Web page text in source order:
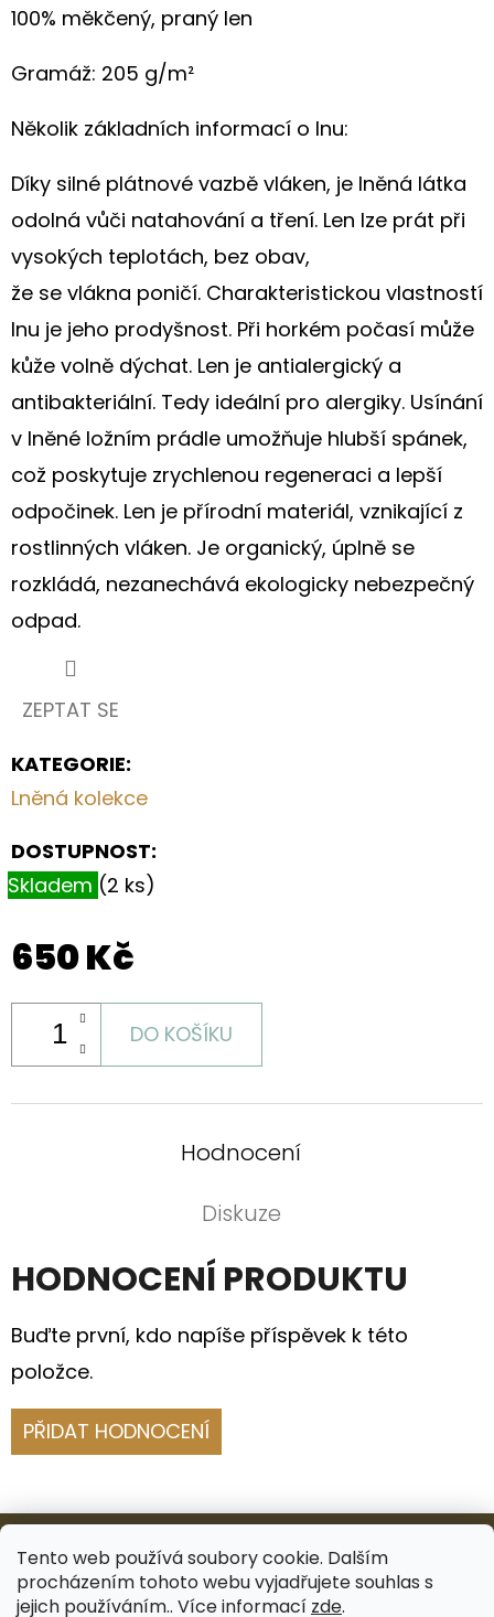
Tento web používá soubory cookie. Dalším
procházením tohoto webu vyjadřujete souhlas s
jejich používáním.. Více informací zde.
100% měkčený, praný len
Gramáž: 205 g/m²
Několik základních informací o lnu:
Díky silné plátnové vazbě vláken, je lněná látka
odolná vůči natahování a tření. Len lze prát při
vysokých teplotách, bez obav,
že se vlákna poničí. Charakteristickou vlastností
lnu je jeho prodyšnost. Při horkém počasí může
kůže volně dýchat. Len je antialergický a
antibakteriální. Tedy ideální pro alergiky. Usínání
v lněné ložním prádle umožňuje hlubší spánek,
což poskytuje zrychlenou regeneraci a lepší
odpočinek. Len je přírodní materiál, vznikající z
rostlinných vláken. Je organický, úplně se
rozkládá, nezanechává ekologicky nebezpečný
odpad.
ZEPTAT SE
KATEGORIE:
Lněná kolekce
DOSTUPNOST:
Skladem (2 ks)
650 Kč
DO KOŠÍKU
Hodnocení
Diskuze
HODNOCENÍ PRODUKTU
Buďte první, kdo napíše příspěvek k této
položce.
PŘIDAT HODNOCENÍ
Z
Á
P FacebookInstagram